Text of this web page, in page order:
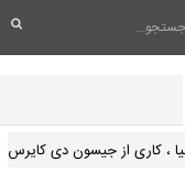
، کاری از جیسون دی کایرس